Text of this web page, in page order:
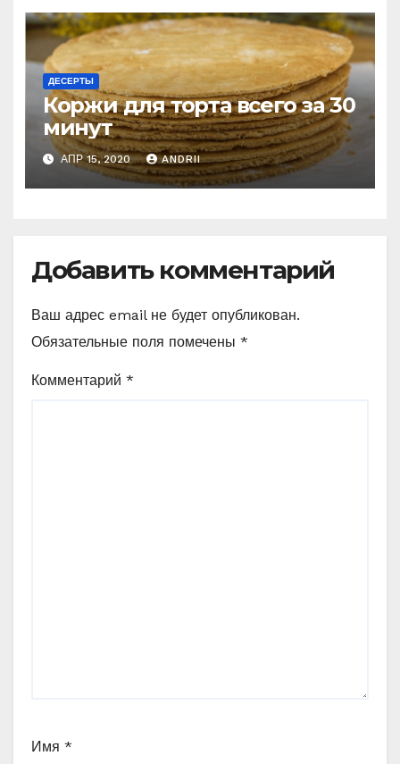
ДЕСЕРТЫ
Коржи для торта всего за 30
минут
АПР 15, 2020 ANDRII
Добавить комментарий
Ваш адрес email не будет опубликован.
Обязательные поля помечены *
Комментарий *
Имя *